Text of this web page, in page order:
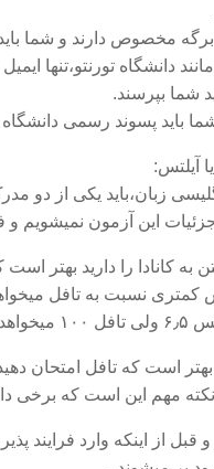
مخصوص دارند و شما باید
دانشگاه تورنتو،تنها
شما بپرسند.
شما باید پسوند رسمی
آیلتس:
زبان،باید یکی از دو
جزئیات این آزمون
کانادا را دارید بهتر
کمتری نسبت به تافل
نیستند.
است که تافل امتحان
مهم این است که برخی
از اینکه وارد فرایند